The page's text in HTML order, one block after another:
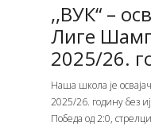
,,ВУК“ –
Лиге
2025/26.
Наша школа је
2025/26. годину без
Победа од 2:0,